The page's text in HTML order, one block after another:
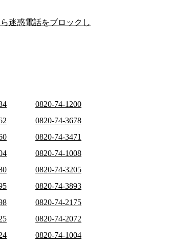
迷惑電話をブロックし
0820-74-1200
0820-74-3678
0820-74-3471
0820-74-1008
0820-74-3205
0820-74-3893
0820-74-2175
0820-74-2072
0820-74-1004